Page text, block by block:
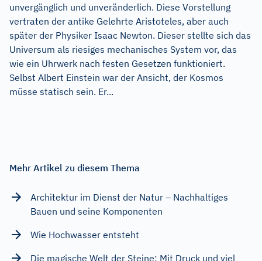
unvergänglich und unveränderlich. Diese Vorstellung
vertraten der antike Gelehrte Aristoteles, aber auch
später der Physiker Isaac Newton. Dieser stellte sich das
Universum als riesiges mechanisches System vor, das
wie ein Uhrwerk nach festen Gesetzen funktioniert.
Selbst Albert Einstein war der Ansicht, der Kosmos
müsse statisch sein. Er...
Mehr Artikel zu diesem Thema
Architektur im Dienst der Natur – Nachhaltiges
Bauen und seine Komponenten
Wie Hochwasser entsteht
Die magische Welt der Steine: Mit Druck und viel